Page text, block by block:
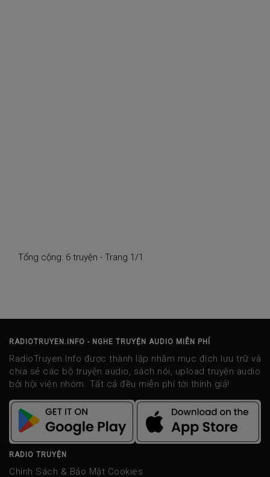
Tổng cộng: 6 truyện - Trang 1/1
RADIOTRUYEN.INFO - NGHE TRUYỆN AUDIO MIỄN PHÍ
RadioTruyen.Info được thành lập nhằm mục đích lưu trữ và
chia sẻ các bộ truyện audio, sách nói, upload truyện audio
bởi hội viên nhóm. Tất cả đều miễn phí tới thính giả!
RADIO TRUYỆN
Chính Sách & Bảo Mật Cookies